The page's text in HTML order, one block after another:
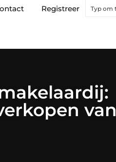
Registreer
van